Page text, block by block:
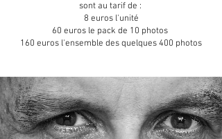
sont au tarif de :
8 euros l'unité
60 euros le pack de 10 photos
160 euros l'ensemble des quelques 400 photos